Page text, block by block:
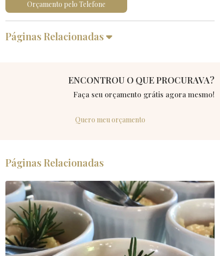
Orçamento pelo Telefone
Páginas Relacionadas
ENCONTROU O QUE PROCURAVA?
Faça seu orçamento grátis agora mesmo!
Quero meu orçamento
Páginas Relacionadas